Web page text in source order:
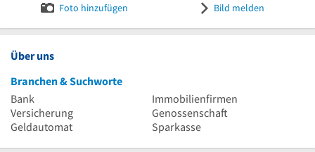
Foto hinzufügen Bild melden
Über uns
Branchen & Suchworte
Bank
Immobilienfirmen
Versicherung
Genossenschaft
Geldautomat
Sparkasse